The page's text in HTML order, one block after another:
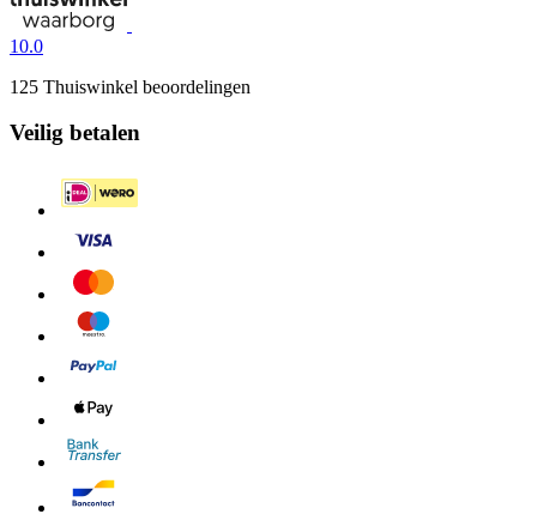
10.0
125 Thuiswinkel beoordelingen
Veilig betalen